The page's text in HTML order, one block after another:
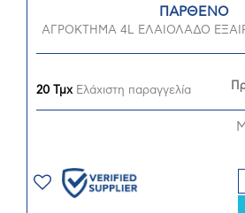
ΠΑΡΘΕΝΟ
ΑΓΡΟΚΤΗΜΑ 4L ΕΛΑΙΟΛΑΔΟ
20 ΤμχΕλάχιστη παραγγελία